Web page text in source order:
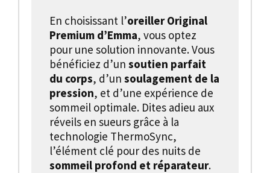
En choisissant l’oreiller Original
Premium d’Emma, vous optez
pour une solution innovante. Vous
bénéficiez d’un soutien parfait
du corps, d’un soulagement de la
pression, et d’une expérience de
sommeil optimale. Dites adieu aux
réveils en sueurs grâce à la
technologie ThermoSync,
l’élément clé pour des nuits de
sommeil profond et réparateur.